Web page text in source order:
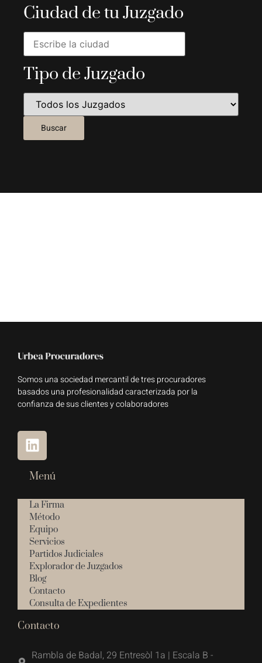
Ciudad de tu Juzgado
Tipo de Juzgado
Somos una sociedad mercantil de tres procuradores
basados una profesionalidad caracterizada por la
confianza de sus clientes y colaboradores
Menú
La Firma
Método
Equipo
Servicios
Partidos Judiciales
Explorador de Juzgados
Blog
Contacto
Consulta de Expedientes
Contacto
Rambla de Badal, 29 Entresòl 1a | Escala B -